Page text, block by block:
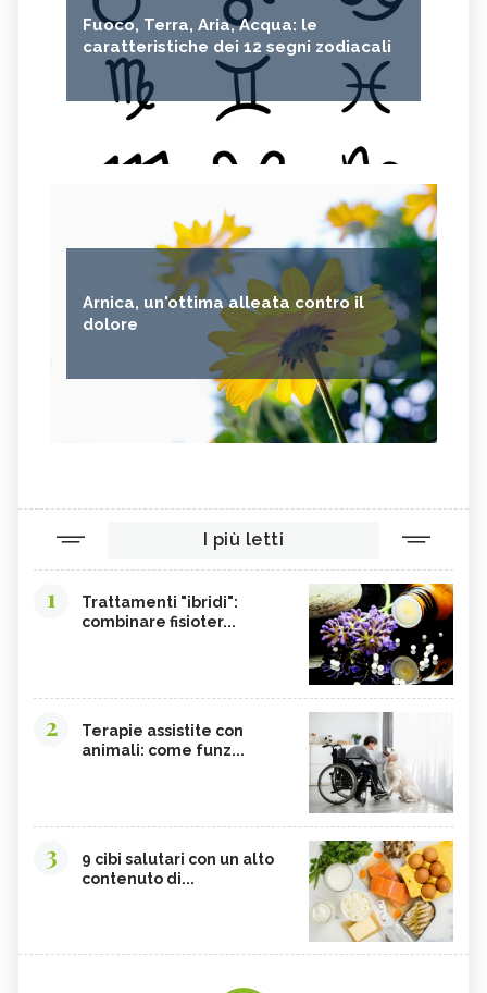
Fuoco, Terra, Aria, Acqua: le
caratteristiche dei 12 segni zodiacali
Arnica, un'ottima alleata contro il
dolore
I più letti
1
Trattamenti "ibridi":
combinare fisioter...
2
Terapie assistite con
animali: come funz...
3
9 cibi salutari con un alto
contenuto di...